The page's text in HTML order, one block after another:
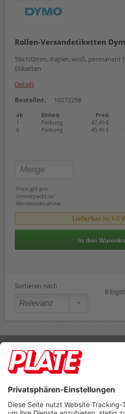
Rollen-Versandetiketten
59x102mm, Papier, weiß, permanent
Etiketten
Details
Bestellnr.
10272258
ab Einheit
Preis
1
Packung
47,49 €
6
Packung 45,49 €
Preis gilt pro
Umverpackt zu
Mindestabnahme
Lieferbar in 1-2
In den
Sortieren nach
8
Rufen Sie uns an 04298 401-0
Lieferbedingungen Impressum
Footer anzeigen